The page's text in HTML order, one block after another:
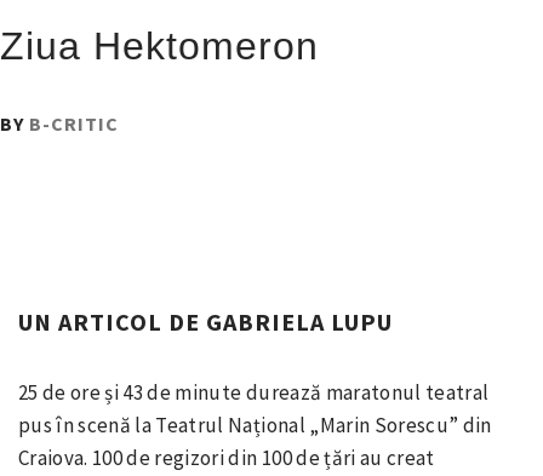
Ziua Hektomeron
PUBLISHED
BY B-CRITIC
UN ARTICOL DE GABRIELA LUPU
25 de ore și 43 de minute durează maratonul teatral
pus în scenă la Teatrul Național „Marin Sorescu” din
Craiova. 100 de regizori din 100 de țări au creat